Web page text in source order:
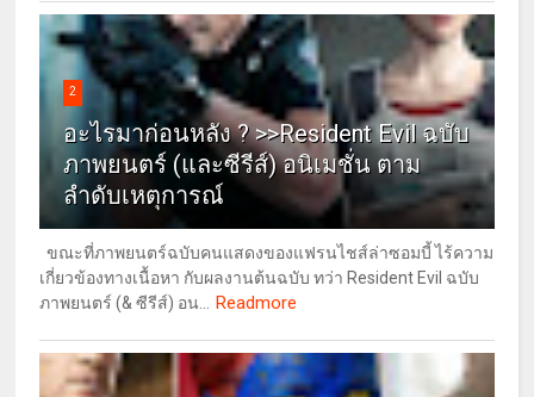
2
อะไรมาก่อนหลัง ? >>Resident Evil ฉบับ
ภาพยนตร์ (และซีรีส์) อนิเมชั่น ตาม
ลำดับเหตุการณ์
ขณะที่ภาพยนตร์ฉบับคนแสดงของแฟรนไชส์ล่าซอมบี้ ไร้ความ
เกี่ยวข้องทางเนื้อหา กับผลงานต้นฉบับ ทว่า Resident Evil ฉบับ
ภาพยนตร์ (& ซีรีส์) อน...
Readmore